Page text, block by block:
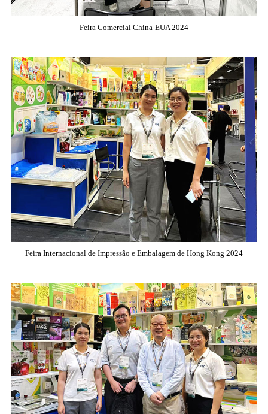
Feira Comercial China-EUA 2024
Feira Internacional de Impressão e Embalagem de Hong Kong 2024